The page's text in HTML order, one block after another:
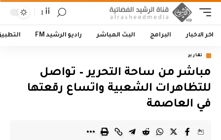
أأ
اخر الاخبار البرامج البث المباشر راديو الرشيد FM
تقارير
مباشر من ساحة التحرير – تواصل
للتظاهرات الشعبية واتساع رقعتها
في العاصمة